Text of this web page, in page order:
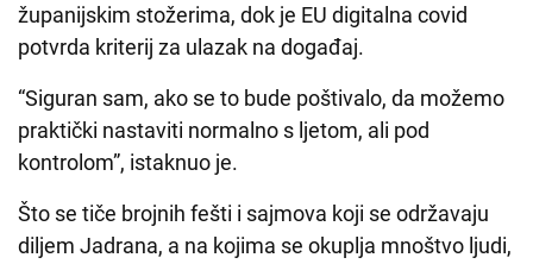
županijskim stožerima, dok je EU digitalna covid
potvrda kriterij za ulazak na događaj.
“Siguran sam, ako se to bude poštivalo, da možemo
praktički nastaviti normalno s ljetom, ali pod
kontrolom”, istaknuo je.
Što se tiče brojnih fešti i sajmova koji se održavaju
diljem Jadrana, a na kojima se okuplja mnoštvo ljudi,